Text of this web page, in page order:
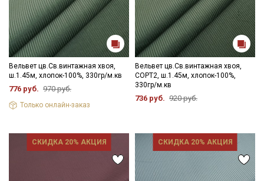
Вельвет цв.Св.винтажная хвоя,
ш.1.45м, хлопок-100%, 330гр/м.кв
776 руб. 970 руб.
Только онлайн-заказ
Вельвет цв.Св.винтажная хвоя,
СОРТ2, ш.1.45м, хлопок-100%,
330гр/м.кв
736 руб. 920 руб.
СКИДКА 20% АКЦИЯ СКИДКА 20% АКЦИЯ